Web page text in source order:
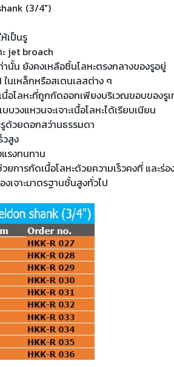
(3/4")
เป็นรู
jet broach
นั้น ยังคงเหลือชิ้นโลหะตรงกลางของรูอยู่
นเหล็กหรือสเตนเลสต่าง ๆ
นื้อโลหะที่ถูกกัดออกเพียงบริเวณขอบของรู
งแหวนจะเจาะเนื้อโลหะได้เรียบเนียน
ด้วยดอกสว่านธรรมดา
วสูง
รงทนทาน
การกัดเนื้อโลหะด้วยความเร็วคงที่ และร่อ
เจาะมาตรฐานชั้นสูงทั่วไป